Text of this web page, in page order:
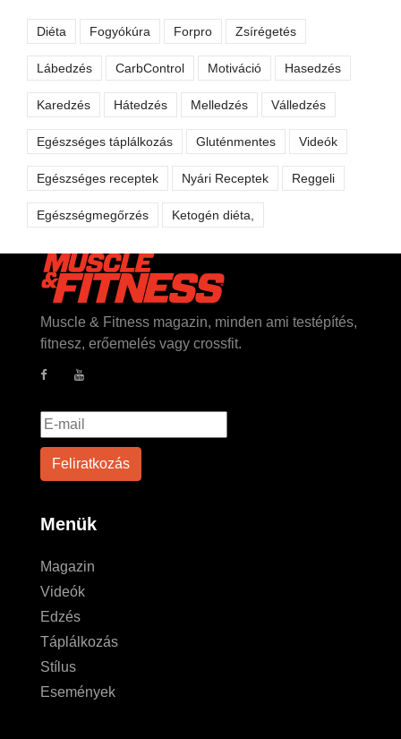
Diéta Fogyókúra Forpro Zsírégetés
Lábedzés CarbControl Motiváció Hasedzés
Karedzés Hátedzés Melledzés Válledzés
Egészséges táplálkozás Gluténmentes Videók
Egészséges receptek Nyári Receptek Reggeli
Egészségmegőrzés Ketogén diéta,
Muscle & Fitness magazin, minden ami testépítés,
fitnesz, erőemelés vagy crossfit.
Menük
Magazin
Videók
Edzés
Táplálkozás
Stílus
Események